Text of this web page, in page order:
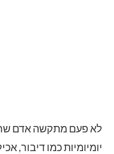
לא פעם מתקשה אדם
יומיומיות כמו דיבור,